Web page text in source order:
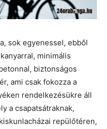
sok egyenessel, ebből
minimális
biztonságos
ami csak fokozza a
rendelkezésükre áll
a csapatsátraknak,
repülőtéren,